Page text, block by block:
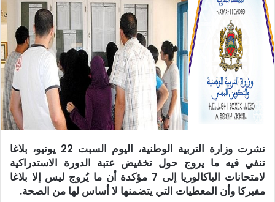
نشرت وزارة التربية الوطنية، اليوم السبت 22 يونيو، بلاغا
تنفي فيه ما يروج حول تخفيض عتبة الدورة الاستدراكية
لامتحانات الباكالوريا إلى 7 مؤكدة أن ما يُروج ليس إلا بلاغا
مفبركا وأن المعطيات التي يتضمنها لا أساس لها من الصحة.